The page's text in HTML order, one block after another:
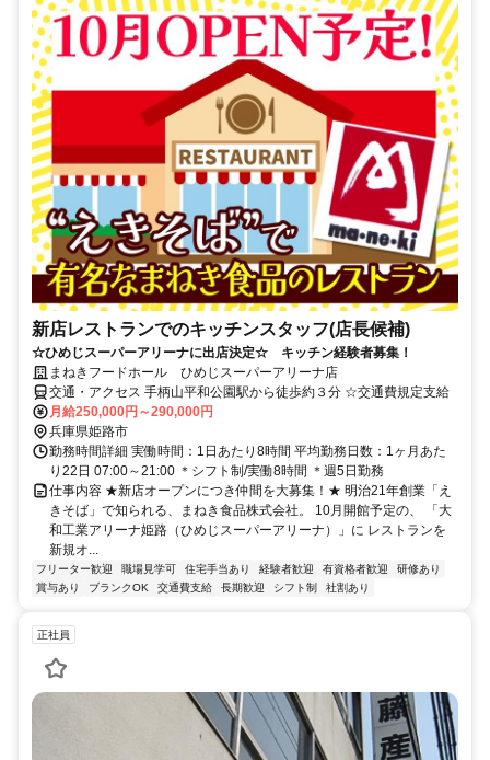
新店レストランでのキッチンスタッフ(店長候補)
☆ひめじスーパーアリーナに出店決定☆ キッチン経験者募集！
まねきフードホール ひめじスーパーアリーナ店
交通・アクセス 手柄山平和公園駅から徒歩約３分 ☆交通費規定支給
月給250,000円～290,000円
兵庫県姫路市
勤務時間詳細 実働時間：1日あたり8時間 平均勤務日数：1ヶ月あた
り22日 07:00～21:00 ＊シフト制/実働8時間 ＊週5日勤務
仕事内容 ★新店オープンにつき仲間を大募集！★ 明治21年創業「え
きそば」で知られる、まねき食品株式会社。 10月開館予定の、 「大
和工業アリーナ姫路（ひめじスーパーアリーナ）」に レストランを
新規オ...
フリーター歓迎 職場見学可 住宅手当あり 経験者歓迎 有資格者歓迎
研修あり
賞与あり
ブランクOK 交通費支給 長期歓迎 シフト制 社割あり
正社員